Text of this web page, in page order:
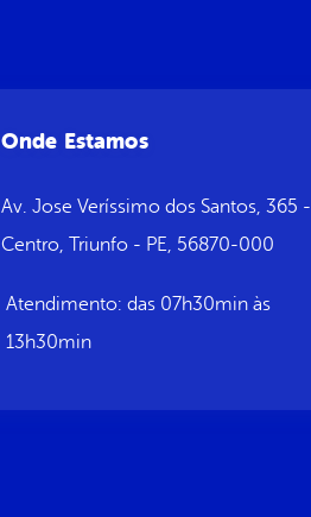
Onde Estamos
Av. Jose Veríssimo dos Santos, 365 -
Centro, Triunfo - PE, 56870-000
Atendimento: das 07h30min às
13h30min